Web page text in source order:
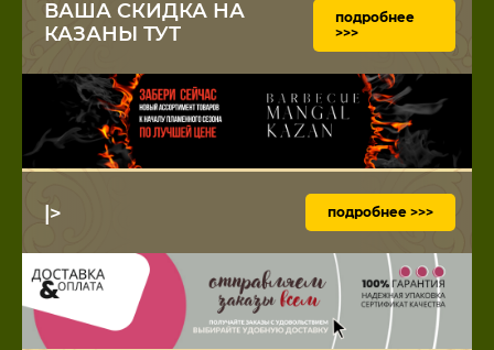
ВАША СКИДКА НА
КАЗАНЫ ТУТ
подробнее
>>>
|> подробнее >>>